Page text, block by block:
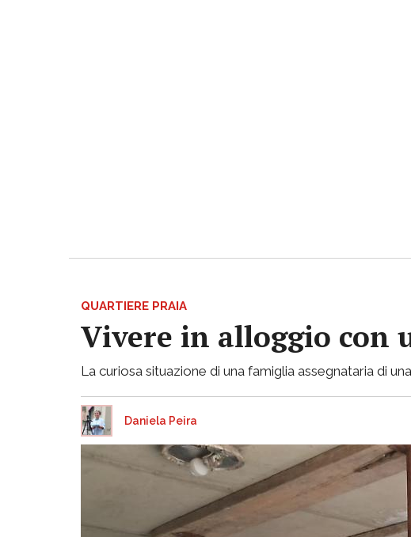
QUARTIERE PRAIA
Vivere in alloggio con
La curiosa situazione di una famiglia assegnataria di
Daniela Peira